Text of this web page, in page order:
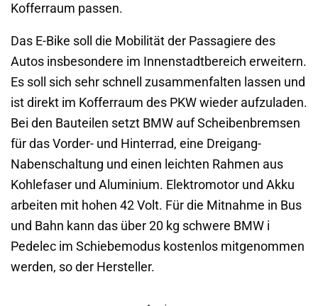
Kofferraum passen.
Das E-Bike soll die Mobilität der Passagiere des
Autos insbesondere im Innenstadtbereich erweitern.
Es soll sich sehr schnell zusammenfalten lassen und
ist direkt im Kofferraum des PKW wieder aufzuladen.
Bei den Bauteilen setzt BMW auf Scheibenbremsen
für das Vorder- und Hinterrad, eine Dreigang-
Nabenschaltung und einen leichten Rahmen aus
Kohlefaser und Aluminium. Elektromotor und Akku
arbeiten mit hohen 42 Volt. Für die Mitnahme in Bus
und Bahn kann das über 20 kg schwere BMW i
Pedelec im Schiebemodus kostenlos mitgenommen
werden, so der Hersteller.